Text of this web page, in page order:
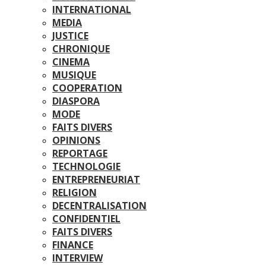
INTERNATIONAL
MEDIA
JUSTICE
CHRONIQUE
CINEMA
MUSIQUE
COOPERATION
DIASPORA
MODE
FAITS DIVERS
OPINIONS
REPORTAGE
TECHNOLOGIE
ENTREPRENEURIAT
RELIGION
DECENTRALISATION
CONFIDENTIEL
FAITS DIVERS
FINANCE
INTERVIEW